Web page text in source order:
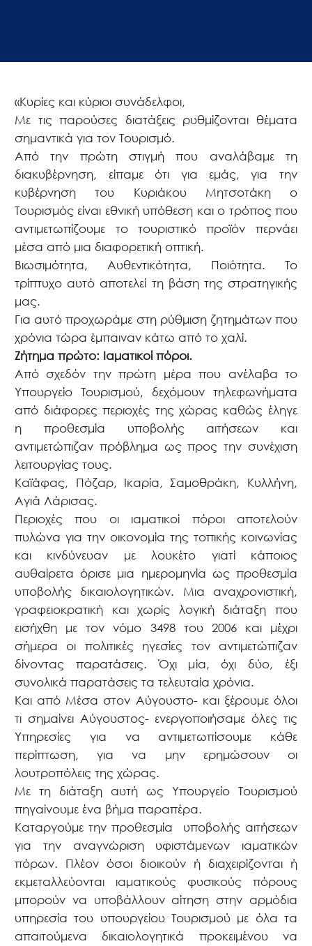
«Κυρίες και κύριοι συνάδελφοι,
Με τις παρούσες διατάξεις ρυθμίζονται θέματα
σημαντικά για τον Τουρισμό.
Από την πρώτη στιγμή που αναλάβαμε τη
διακυβέρνηση, είπαμε ότι για εμάς, για την
κυβέρνηση του Κυριάκου Μητσοτάκη ο
Τουρισμός είναι εθνική υπόθεση και ο τρόπος που
αντιμετωπίζουμε το τουριστικό προϊόν περνάει
μέσα από μια διαφορετική οπτική.
Βιωσιμότητα, Αυθεντικότητα, Ποιότητα. Το
τρίπτυχο αυτό αποτελεί τη βάση της στρατηγικής
μας.
Για αυτό προχωράμε στη ρύθμιση ζητημάτων που
χρόνια τώρα έμπαιναν κάτω από το χαλί.
Ζήτημα πρώτο: Ιαματικοί πόροι.
Από σχεδόν την πρώτη μέρα που ανέλαβα το
Υπουργείο Τουρισμού, δεχόμουν τηλεφωνήματα
από διάφορες περιοχές της χώρας καθώς έληγε
η προθεσμία υποβολής αιτήσεων και
αντιμετώπιζαν πρόβλημα ως προς την συνέχιση
λειτουργίας τους.
Καϊάφας, Πόζαρ, Ικαρία, Σαμοθράκη, Κυλλήνη,
Αγιά Λάρισας.
Περιοχές που οι ιαματικοί πόροι αποτελούν
πυλώνα για την οικονομία της τοπικής κοινωνίας
και κινδύνευαν με λουκέτο γιατί κάποιος
αυθαίρετα όρισε μια ημερομηνία ως προθεσμία
υποβολής δικαιολογητικών. Μια αναχρονιστική,
γραφειοκρατική και χωρίς λογική διάταξη που
εισήχθη με τον νόμο 3498 του 2006 και μέχρι
σήμερα οι πολιτικές ηγεσίες τον αντιμετώπιζαν
δίνοντας παρατάσεις. Όχι μία, όχι δύο, έξι
συνολικά παρατάσεις τα τελευταία χρόνια.
Και από Μέσα στον Αύγουστο- και ξέρουμε όλοι
τι σημαίνει Αύγουστος- ενεργοποιήσαμε όλες τις
Υπηρεσίες για να αντιμετωπίσουμε κάθε
περίπτωση, για να μην ερημώσουν οι
λουτροπόλεις της χώρας.
Με τη διάταξη αυτή ως Υπουργείο Τουρισμού
πηγαίνουμε ένα βήμα παραπέρα.
Καταργούμε την προθεσμία
υποβολής αιτήσεων
για την αναγνώριση υφιστάμενων ιαματικών
πόρων. Πλέον όσοι διοικούν ή διαχειρίζονται ή
εκμεταλλεύονται ιαματικούς φυσικούς πόρους
μπορούν να υποβάλλουν αίτηση στην αρμόδια
υπηρεσία του υπουργείου Τουρισμού με όλα τα
απαιτούμενα δικαιολογητικά προκειμένου να